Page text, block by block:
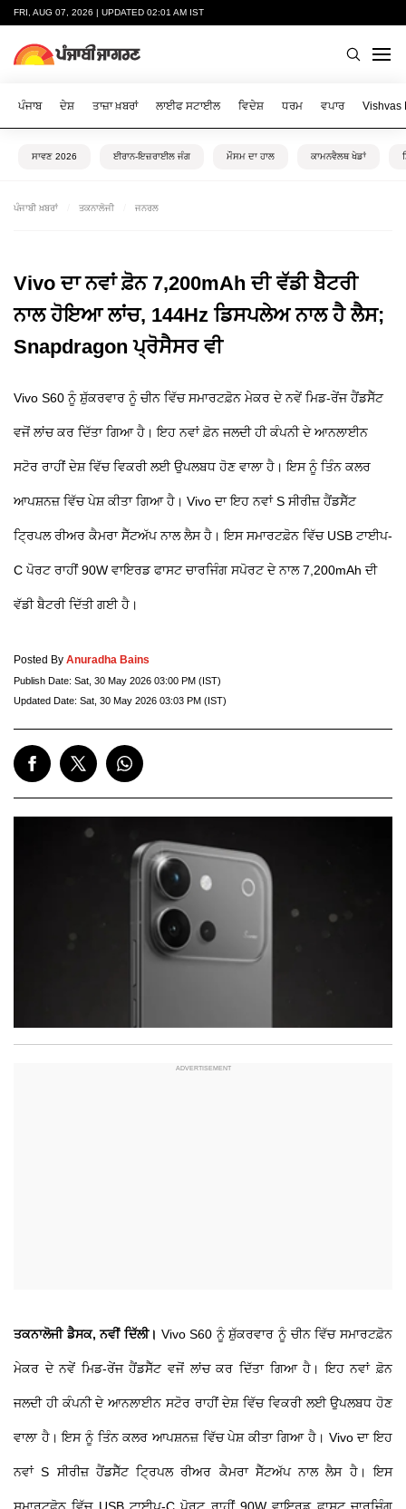
FRI, AUG 07, 2026 | UPDATED 02:01 AM IST
ਪੰਜਾਬ ਦੇਸ਼ ਤਾਜ਼ਾ ਖ਼ਬਰਾਂ ਲਾਈਫ ਸਟਾਈਲ ਵਿਦੇਸ਼ ਧਰਮ ਵਪਾਰ Vishvas
ਸਾਵਣ 2026 ਈਰਾਨ-ਇਜ਼ਰਾਈਲ ਜੰਗ ਮੌਸਮ ਦਾ ਹਾਲ ਕਾਮਨਵੈਲਥ ਖੇਡਾਂ
ਪੰਜਾਬੀ ਖ਼ਬਰਾਂ ਤਕਨਾਲੋਜੀ ਜਨਰਲ
Vivo ਦਾ ਨਵਾਂ ਫ਼ੋਨ 7,200mAh ਦੀ ਵੱਡੀ ਬੈਟਰੀ
ਨਾਲ ਹੋਇਆ ਲਾਂਚ, 144Hz ਡਿਸਪਲੇਅ ਨਾਲ ਹੈ ਲੈਸ;
Snapdragon ਪ੍ਰੋਸੈਸਰ ਵੀ
Vivo S60 ਨੂੰ ਸ਼ੁੱਕਰਵਾਰ ਨੂੰ ਚੀਨ ਵਿੱਚ ਸਮਾਰਟਫ਼ੋਨ ਮੇਕਰ ਦੇ ਨਵੇਂ ਮਿਡ-ਰੇਂਜ ਹੈਂਡਸੈੱਟ
ਵਜੋਂ ਲਾਂਚ ਕਰ ਦਿੱਤਾ ਗਿਆ ਹੈ। ਇਹ ਨਵਾਂ ਫ਼ੋਨ ਜਲਦੀ ਹੀ ਕੰਪਨੀ ਦੇ ਆਨਲਾਈਨ
ਸਟੋਰ ਰਾਹੀਂ ਦੇਸ਼ ਵਿੱਚ ਵਿਕਰੀ ਲਈ ਉਪਲਬਧ ਹੋਣ ਵਾਲਾ ਹੈ। ਇਸ ਨੂੰ ਤਿੰਨ ਕਲਰ
ਆਪਸ਼ਨਜ਼ ਵਿੱਚ ਪੇਸ਼ ਕੀਤਾ ਗਿਆ ਹੈ। Vivo ਦਾ ਇਹ ਨਵਾਂ S ਸੀਰੀਜ਼ ਹੈਂਡਸੈੱਟ
ਟ੍ਰਿਪਲ ਰੀਅਰ ਕੈਮਰਾ ਸੈੱਟਅੱਪ ਨਾਲ ਲੈਸ ਹੈ। ਇਸ ਸਮਾਰਟਫ਼ੋਨ ਵਿੱਚ USB ਟਾਈਪ-
C ਪੋਰਟ ਰਾਹੀਂ 90W ਵਾਇਰਡ ਫਾਸਟ ਚਾਰਜਿੰਗ ਸਪੋਰਟ ਦੇ ਨਾਲ 7,200mAh ਦੀ
ਵੱਡੀ ਬੈਟਰੀ ਦਿੱਤੀ ਗਈ ਹੈ।
Posted By Anuradha Bains
Publish Date: Sat, 30 May 2026 03:00 PM (IST)
Updated Date: Sat, 30 May 2026 03:03 PM (IST)
ਤਕਨਾਲੋਜੀ ਡੈਸਕ, ਨਵੀਂ ਦਿੱਲੀ। Vivo S60 ਨੂੰ ਸ਼ੁੱਕਰਵਾਰ ਨੂੰ ਚੀਨ ਵਿੱਚ ਸਮਾਰਟਫ਼ੋਨ
ਮੇਕਰ ਦੇ ਨਵੇਂ ਮਿਡ-ਰੇਂਜ ਹੈਂਡਸੈੱਟ ਵਜੋਂ ਲਾਂਚ ਕਰ ਦਿੱਤਾ ਗਿਆ ਹੈ। ਇਹ ਨਵਾਂ ਫ਼ੋਨ
ਜਲਦੀ ਹੀ ਕੰਪਨੀ ਦੇ ਆਨਲਾਈਨ ਸਟੋਰ ਰਾਹੀਂ ਦੇਸ਼ ਵਿੱਚ ਵਿਕਰੀ ਲਈ ਉਪਲਬਧ ਹੋਣ
ਵਾਲਾ ਹੈ। ਇਸ ਨੂੰ ਤਿੰਨ ਕਲਰ ਆਪਸ਼ਨਜ਼ ਵਿੱਚ ਪੇਸ਼ ਕੀਤਾ ਗਿਆ ਹੈ। Vivo ਦਾ ਇਹ
ਨਵਾਂ S ਸੀਰੀਜ਼ ਹੈਂਡਸੈੱਟ ਟ੍ਰਿਪਲ ਰੀਅਰ ਕੈਮਰਾ ਸੈੱਟਅੱਪ ਨਾਲ ਲੈਸ ਹੈ। ਇਸ
ਸਮਾਰਟਫ਼ੋਨ ਵਿੱਚ USB ਟਾਈਪ-C ਪੋਰਟ ਰਾਹੀਂ 90W ਵਾਇਰਡ ਫਾਸਟ ਚਾਰਜਿੰਗ